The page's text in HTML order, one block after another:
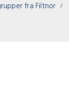
fra Filtnor